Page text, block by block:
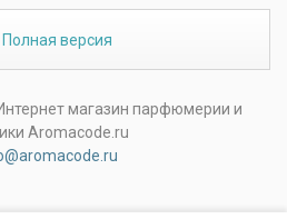
версия
магазин парфюмерии и
Aromacode.ru